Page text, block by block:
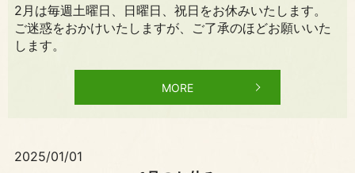
2月は毎週土曜日、日曜日、祝日をお休みいたします。
ご迷惑をおかけいたしますが、ご了承のほどお願いいた
します。
MORE
2025/01/01